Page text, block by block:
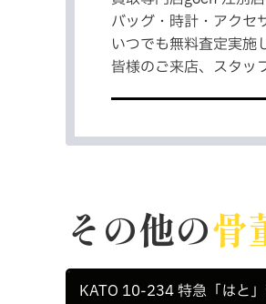
バッグ・時計・アクセ
いつでも無料査定実施
皆様のご来店、スタッ
その他の骨